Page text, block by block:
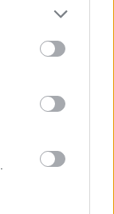
φερμένες
που έχει μια
Αρχέλαου
πρώτη φορά